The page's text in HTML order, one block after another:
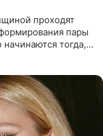
проходят
пары
тогда,